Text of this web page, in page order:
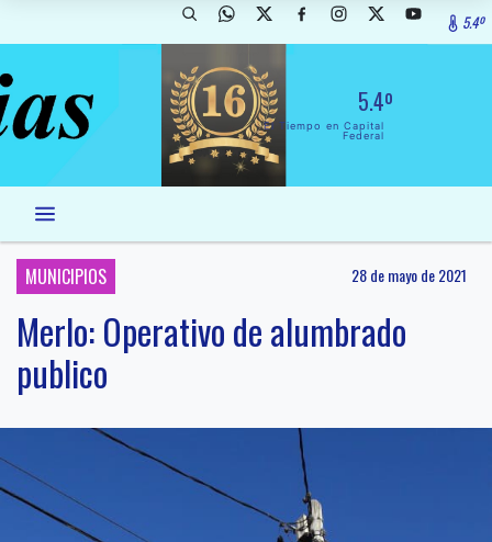
5.4º
5.4º
El Tiempo en Capital
Federal
MUNICIPIOS 28 de mayo de 2021
Merlo: Operativo de alumbrado
publico